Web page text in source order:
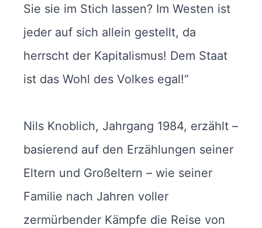
Sie sie im Stich lassen? Im Westen ist
jeder auf sich allein gestellt, da
herrscht der Kapitalismus! Dem Staat
ist das Wohl des Volkes egal!“
Nils Knoblich, Jahrgang 1984, erzählt –
basierend auf den Erzählungen seiner
Eltern und Großeltern – wie seiner
Familie nach Jahren voller
zermürbender Kämpfe die Reise von